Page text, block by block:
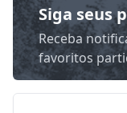
Siga seus
Receba
favoritos